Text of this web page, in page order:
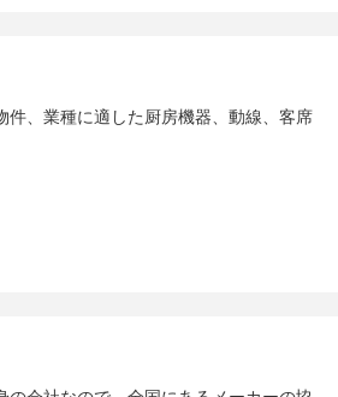
、業種に適した厨房機器、動線、客席